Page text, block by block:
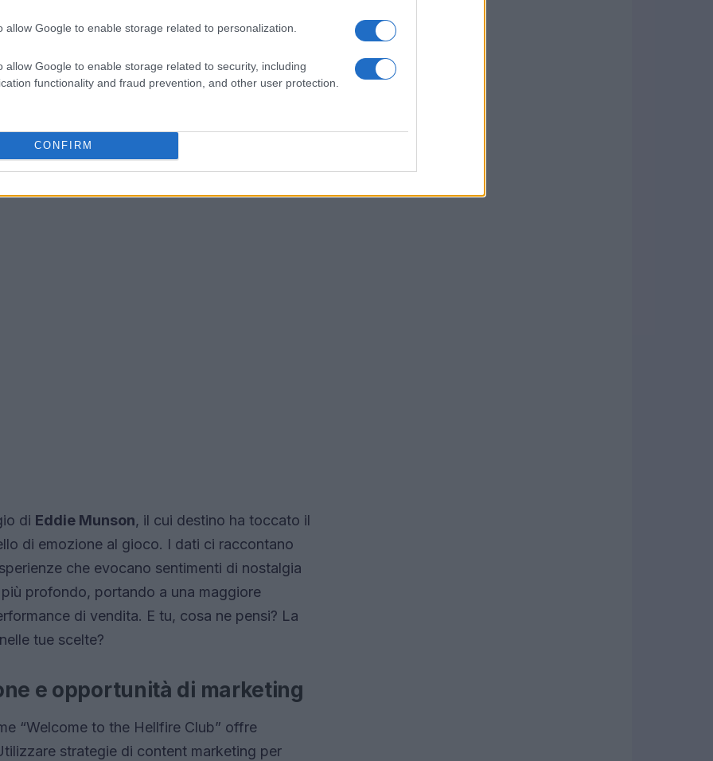
allow Google to enable storage related to personalization.
allow Google to enable storage related to security, including
functionality and fraud prevention, and other user protection.
CONFIRM
meccaniche di gioco
una vasta gamma di giocatori. Le
non solo stimolano la nostalgia, ma
Ogni avventura è accompagnata da
suggerimenti e trame da seguire,
è alle prime armi. Non è mai stato così
di Hawkins!
di Eddie Munson, il cui destino ha toccato il
di emozione al gioco. I dati ci raccontano
che evocano sentimenti di nostalgia
profondo, portando a una maggiore
di vendita. E tu, cosa ne pensi? La
tue scelte?
e opportunità di marketing
“Welcome to the Hellfire Club” offre
strategie di content marketing per